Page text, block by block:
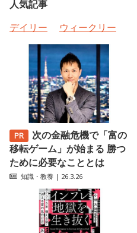
人気記事
デイリー
ウィークリー
次の金融危機で「富の
移転ゲーム」が始まる 勝つ
ために必要なこととは
知識・教養 | 26.3.26